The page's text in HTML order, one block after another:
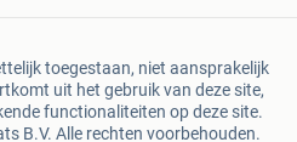
toegestaan, niet aansprakelijk
uit het gebruik van deze site,
functionaliteiten op deze site.
B.V. Alle rechten voorbehouden.